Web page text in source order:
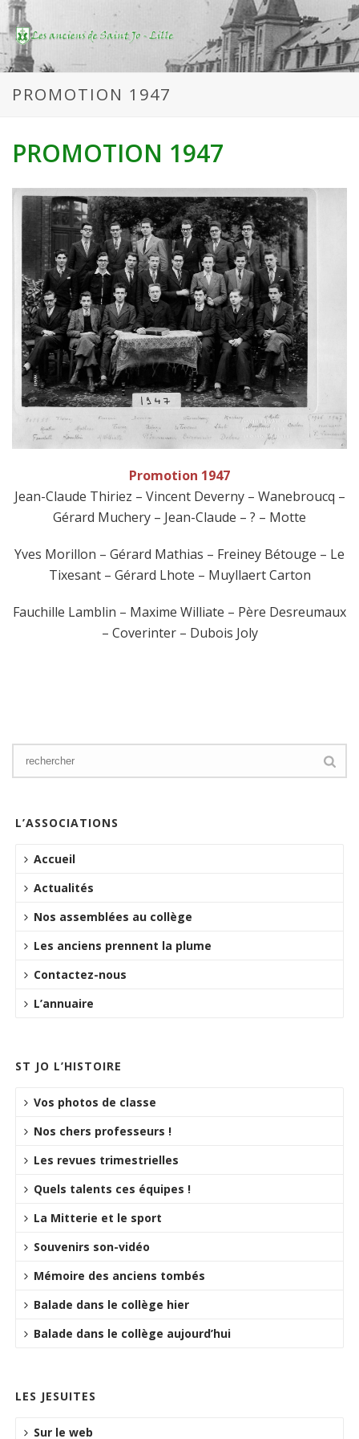
PROMOTION 1947
PROMOTION 1947
Promotion 1947
Jean-Claude Thiriez – Vincent Deverny – Wanebroucq –
Gérard Muchery – Jean-Claude – ? – Motte
Yves Morillon – Gérard Mathias – Freiney Bétouge – Le
Tixesant – Gérard Lhote – Muyllaert Carton
Fauchille Lamblin – Maxime Williate – Père Desreumaux
– Coverinter – Dubois Joly
L’ASSOCIATIONS
Accueil
Actualités
Nos assemblées au collège
Les anciens prennent la plume
Contactez-nous
L’annuaire
ST JO L’HISTOIRE
Vos photos de classe
Nos chers professeurs !
Les revues trimestrielles
Quels talents ces équipes !
La Mitterie et le sport
Souvenirs son-vidéo
Mémoire des anciens tombés
Balade dans le collège hier
Balade dans le collège aujourd’hui
LES JESUITES
Sur le web